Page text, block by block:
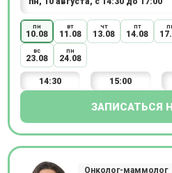
пн
10.08
вт
11.08
чт
13.08
пт
14.08
вс
23.08
пн
24.08
14:30 15:00
ЗАПИСАТЬСЯ
Онколог-маммолог